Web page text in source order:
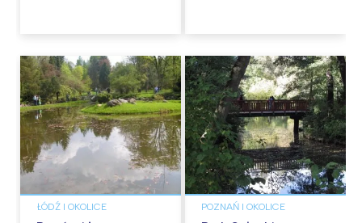
ŁÓDŹ I OKOLICE POZNAŃ I OKOLICE